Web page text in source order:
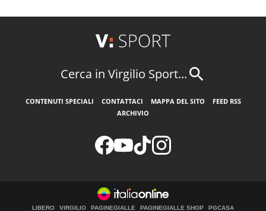
Cerca in Virgilio Sport...
CONTENUTI SPECIALI CONTATTACI MAPPA DEL SITO
FEED RSS
ARCHIVIO
LIBERO VIRGILIO PAGINEGIALLE PAGINEGIALLE SHOP PGCASA